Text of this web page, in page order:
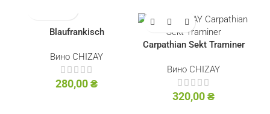
Blaufrankisch
Вино CHIZAY
280,00₴
Carpathian Sekt Traminer
Вино CHIZAY
320,00₴